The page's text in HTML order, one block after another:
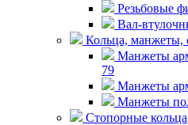
Резьбовые
Вал-
Кольца, манжеты,
Манжеты
79
Манжеты
Манжеты
Стопорные кольца